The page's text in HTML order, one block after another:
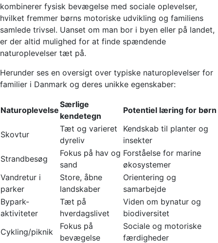
kombinerer fysisk bevægelse med sociale oplevelser,
hvilket fremmer børns motoriske udvikling og familiens
samlede trivsel. Uanset om man bor i byen eller på landet,
er der altid mulighed for at finde spændende
naturoplevelser tæt på.
Herunder ses en oversigt over typiske naturoplevelser for
familier i Danmark og deres unikke egenskaber:
Naturoplevelse
Særlige
kendetegn
Potentiel læring for børn
Skovtur
Tæt og varieret
dyreliv
Kendskab til planter og
insekter
Strandbesøg
Fokus på hav og
sand
Forståelse for marine
økosystemer
Vandretur i
parker
Store, åbne
landskaber
Orientering og
samarbejde
Bypark-
aktiviteter
Tæt på
hverdagslivet
Viden om bynatur og
biodiversitet
Cykling/piknik
Fokus på
bevægelse
Sociale og motoriske
færdigheder